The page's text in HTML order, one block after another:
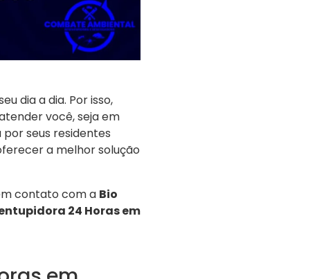
dia a dia. Por isso,
você, seja em
seus residentes
a melhor solução
contato com a Bio
24 Horas em